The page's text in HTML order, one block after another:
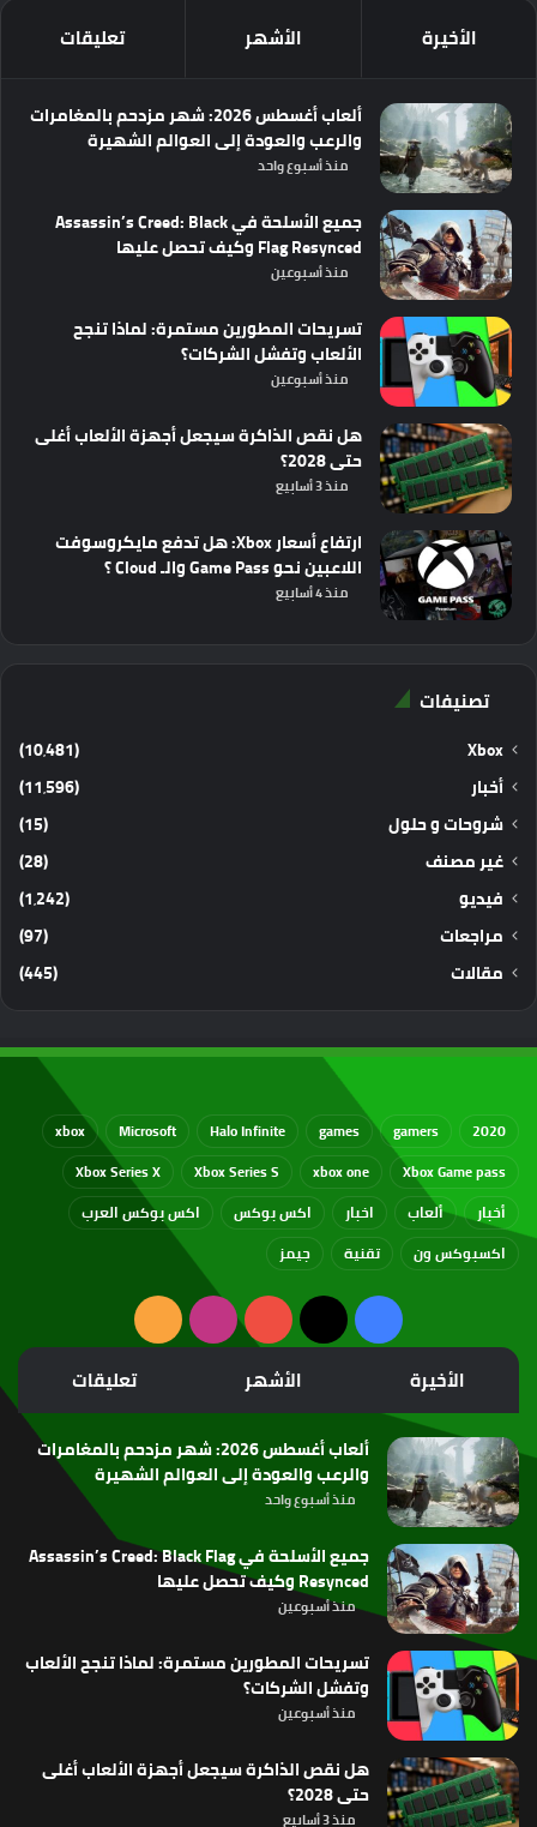
الأخيرة الأشهر تعليقات
ألعاب أغسطس 2026: شهر مزدحم بالمغامرات
والرعب والعودة إلى العوالم الشهيرة
منذ أسبوع واحد
جميع الأسلحة في Assassin’s Creed: Black
Flag Resynced وكيف تحصل عليها
منذ أسبوعين
تسريحات المطورين مستمرة: لماذا تنجح
الألعاب وتفشل الشركات؟
منذ أسبوعين
هل نقص الذاكرة سيجعل أجهزة الألعاب أغلى
حتى 2028؟
منذ 3 أسابيع
ارتفاع أسعار Xbox: هل تدفع مايكروسوفت
اللاعبين نحو Game Pass والـ Cloud ؟
منذ 4 أسابيع
تصنيفات
Xbox
(10٬481)
أخبار
(11٬596)
شروحات و حلول
(15)
غير مصنف
(28)
فيديو
(1٬242)
مراجعات
(97)
مقالات
(445)
2020
gamers
games
Halo Infinite
Microsoft
xbox
Xbox Game pass
xbox one
Xbox Series S
Xbox Series X
أخبار
ألعاب اخبار اكس بوكس
اكس بوكس العرب
اكسبوكس ون
تقنية جيمز
فيسبوك
‫X
‫YouTubeانستقرامملخص
الموقع
RSS
الأخيرة الأشهر تعليقات
ألعاب أغسطس 2026: شهر مزدحم بالمغامرات
والرعب والعودة إلى العوالم الشهيرة
منذ أسبوع واحد
جميع الأسلحة في Assassin’s Creed: Black Flag
Resynced وكيف تحصل عليها
منذ أسبوعين
تسريحات المطورين مستمرة: لماذا تنجح الألعاب
وتفشل الشركات؟
منذ أسبوعين
هل نقص الذاكرة سيجعل أجهزة الألعاب أغلى
حتى 2028؟
منذ 3 أسابيع